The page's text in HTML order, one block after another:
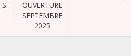
OUVERTURE
SEPTEMBRE
2025